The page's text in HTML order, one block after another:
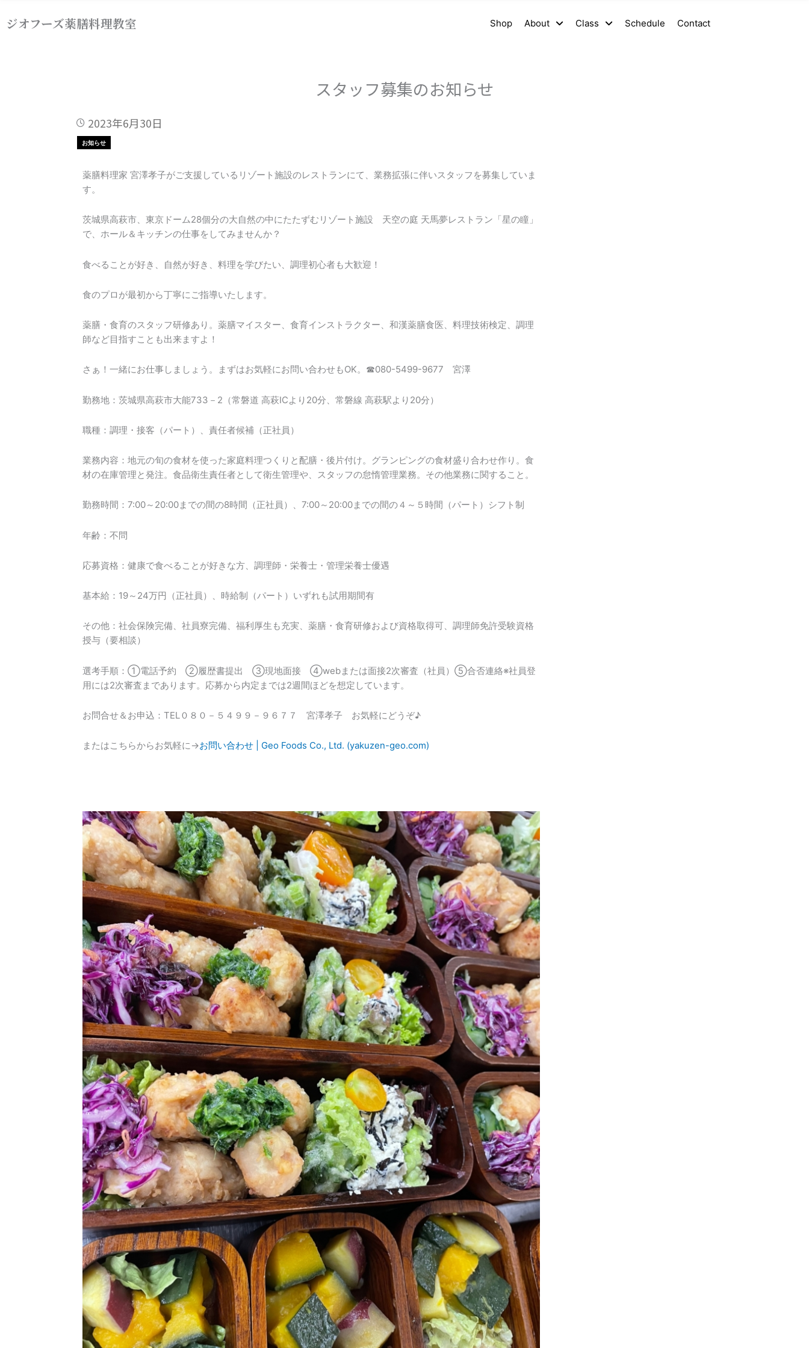
容ジオフーズ薬膳料理教室 Shop About Class Schedule Contact
スタッフ募集のお知らせ
2023年6月30日
お知らせ
薬膳料理家 宮澤孝子がご支援しているリゾート施設のレストランにて、業務拡張に伴いスタッフを募集していま
す。
茨城県高萩市、東京ドーム28個分の大自然の中にたたずむリゾート施設 天空の庭 天馬夢レストラン「星の瞳」
で、ホール＆キッチンの仕事をしてみませんか？
食べることが好き、自然が好き、料理を学びたい、調理初心者も大歓迎！
食のプロが最初から丁寧にご指導いたします。
薬膳・食育のスタッフ研修あり。薬膳マイスター、食育インストラクター、和漢薬膳食医、料理技術検定、調理
師など目指すことも出来ますよ！
さぁ！一緒にお仕事しましょう。まずはお気軽にお問い合わせもOK。☎080-5499-9677 宮澤
勤務地：茨城県高萩市大能733－2（常磐道 高萩ICより20分、常磐線 高萩駅より20分）
職種：調理・接客（パート）、責任者候補（正社員）
業務内容：地元の旬の食材を使った家庭料理つくりと配膳・後片付け。グランピングの食材盛り合わせ作り。食
材の在庫管理と発注。食品衛生責任者として衛生管理や、スタッフの怠惰管理業務。その他業務に関すること。
勤務時間：7:00～20:00までの間の8時間（正社員）、7:00～20:00までの間の４～５時間（パート）シフト制
年齢：不問
応募資格：健康で食べることが好きな方、調理師・栄養士・管理栄養士優遇
基本給：19～24万円（正社員）、時給制（パート）いずれも試用期間有
その他：社会保険完備、社員寮完備、福利厚生も充実、薬膳・食育研修および資格取得可、調理師免許受験資格
授与（要相談）
選考手順：①電話予約 ②履歴書提出 ③現地面接 ④webまたは面接2次審査（社員）⑤合否連絡※社員登
用には2次審査まであります。応募から内定までは2週間ほどを想定しています。
お問合せ＆お申込：TEL０８０－５４９９－９６７７ 宮澤孝子 お気軽にどうぞ♪
またはこちらからお気軽に→お問い合わせ | Geo Foods Co., Ltd. (yakuzen-geo.com)